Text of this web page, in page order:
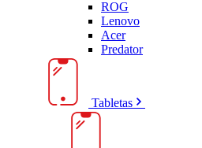
ROG
Lenovo
Acer
Predator
Tabletas